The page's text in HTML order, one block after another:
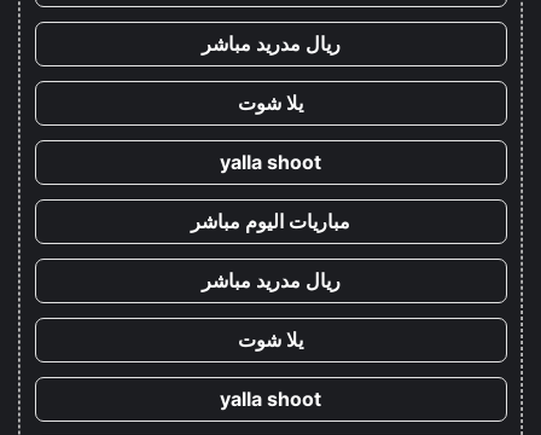
ريال مدريد مباشر
يلا شوت
yalla shoot
مباريات اليوم مباشر
ريال مدريد مباشر
يلا شوت
yalla shoot